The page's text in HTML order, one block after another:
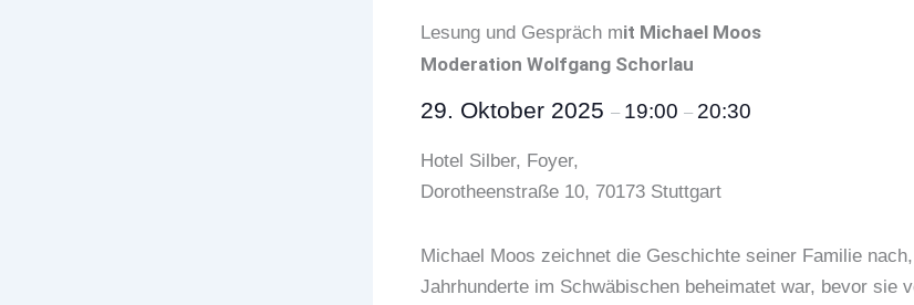
Lesung und Gespräch mit Michael Moos
Moderation Wolfgang Schorlau
29. Oktober 2025 – 19:00 – 20:30
Hotel Silber, Foyer,
Dorotheenstraße 10, 70173 Stuttgart
Michael Moos zeichnet die Geschichte seiner Familie
Jahrhunderte im Schwäbischen beheimatet war, bevor sie